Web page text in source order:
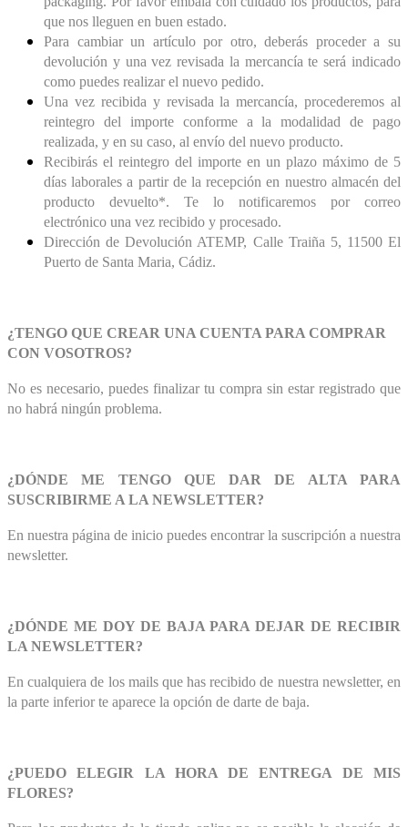
que nos lleguen en buen estado.
Para cambiar un artículo por otro, deberás proceder a su
devolución y una vez revisada la mercancía te será indicado
como puedes realizar el nuevo pedido.
Una vez recibida y revisada la mercancía, procederemos al
reintegro del importe conforme a la modalidad de pago
realizada, y en su caso, al envío del nuevo producto.
Recibirás el reintegro del importe en un plazo máximo de 5
días laborales a partir de la recepción en nuestro almacén del
producto devuelto*. Te lo notificaremos por correo
electrónico una vez recibido y procesado.
Dirección de Devolución ATEMP, Calle Traiña 5, 11500 El
Puerto de Santa Maria, Cádiz.
¿TENGO QUE CREAR UNA CUENTA PARA COMPRAR
CON VOSOTROS?
No es necesario, puedes finalizar tu compra sin estar registrado que
no habrá ningún problema.
¿DÓNDE ME TENGO QUE DAR DE ALTA PARA
SUSCRIBIRME A LA NEWSLETTER?
En nuestra página de inicio puedes encontrar la suscripción a nuestra
newsletter.
¿DÓNDE ME DOY DE BAJA PARA DEJAR DE RECIBIR
LA NEWSLETTER?
En cualquiera de los mails que has recibido de nuestra newsletter, en
la parte inferior te aparece la opción de darte de baja.
¿PUEDO ELEGIR LA HORA DE ENTREGA DE MIS
FLORES?